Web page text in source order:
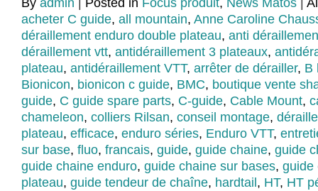
By admin Posted in Focus produit, News Matos
acheter C guide, all mountain, Anne Caroline
déraillement enduro double plateau, anti
déraillement vtt, antidéraillement 3 plateaux,
plateau, antidéraillement VTT, arrêter de dérailler, B
Bionicon, bionicon c guide, BMC, boutique vente
guide, C guide spare parts, C-guide, Cable Mount,
chameleon, colliers Rilsan, conseil montage,
plateau, efficace, enduro séries, Enduro VTT,
sur base, fluo, francais, guide, guide chaine, guide
guide chaine enduro, guide chaine sur bases, guide
plateau, guide tendeur de chaîne, hardtail , HT, HT